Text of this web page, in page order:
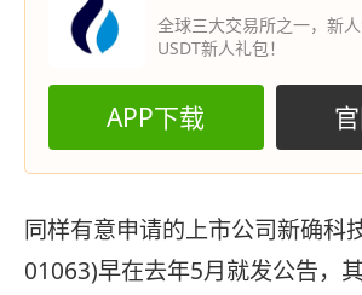
全球三大交易所之一，新
USDT新人礼包！
APP下载
同样有意申请的上市公司新确科
01063)早在去年5月就发公告，